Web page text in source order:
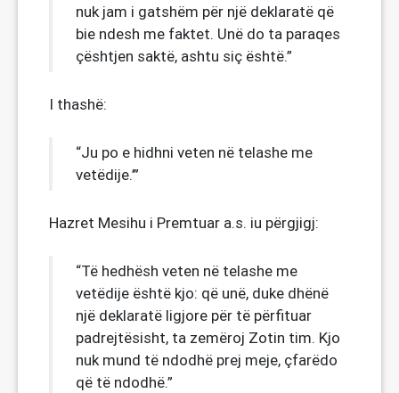
nuk jam i gatshëm për një deklaratë që
bie ndesh me faktet. Unë do ta paraqes
çështjen saktë, ashtu siç është.”
I thashë:
“Ju po e hidhni veten në telashe me
vetëdije.’”
Hazret Mesihu i Premtuar a.s. iu përgjigj:
“Të hedhësh veten në telashe me
vetëdije është kjo: që unë, duke dhënë
një deklaratë ligjore për të përfituar
padrejtësisht, ta zemëroj Zotin tim. Kjo
nuk mund të ndodhë prej meje, çfarëdo
që të ndodhë.”